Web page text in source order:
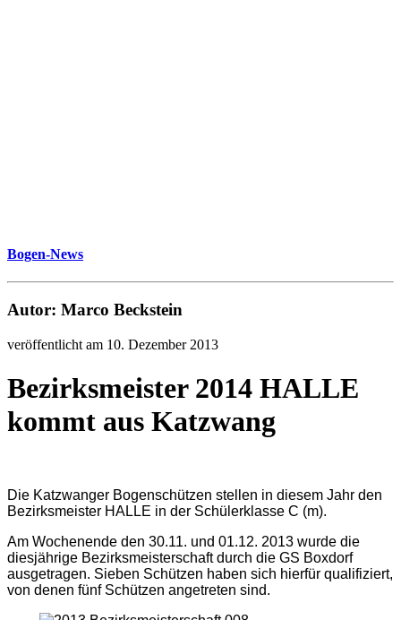
Bogen-News
Autor: Marco Beckstein
veröffentlicht am 10. Dezember 2013
Bezirksmeister 2014 HALLE
kommt aus Katzwang
Die Katzwanger Bogenschützen stellen in diesem Jahr den
Bezirksmeister HALLE in der Schülerklasse C (m).
Am Wochenende den 30.11. und 01.12. 2013 wurde die
diesjährige Bezirksmeisterschaft durch die GS Boxdorf
ausgetragen. Sieben Schützen haben sich hierfür qualifiziert,
von denen fünf Schützen angetreten sind.